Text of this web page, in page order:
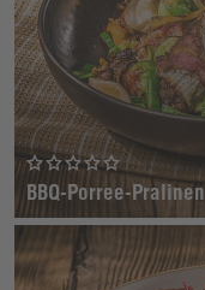
BBQ-Porree-Pralinen